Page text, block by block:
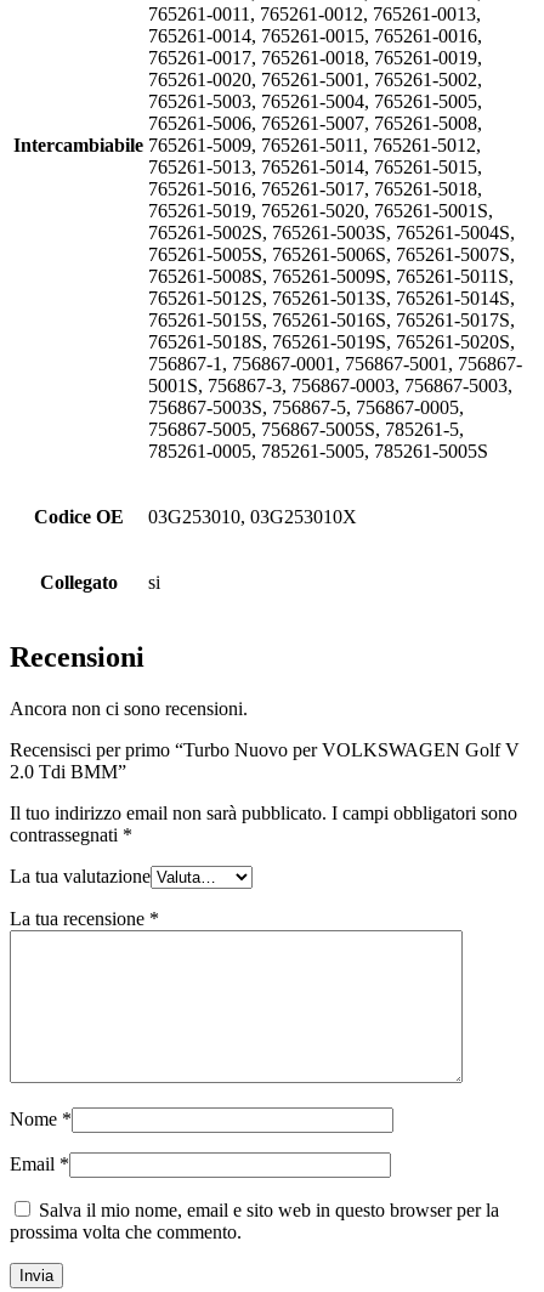
Intercambiabile
765261-0011, 765261-0012, 765261-0013,
765261-0014, 765261-0015, 765261-0016,
765261-0017, 765261-0018, 765261-0019,
765261-0020, 765261-5001, 765261-5002,
765261-5003, 765261-5004, 765261-5005,
765261-5006, 765261-5007, 765261-5008,
765261-5009, 765261-5011, 765261-5012,
765261-5013, 765261-5014, 765261-5015,
765261-5016, 765261-5017, 765261-5018,
765261-5019, 765261-5020, 765261-5001S,
765261-5002S, 765261-5003S, 765261-5004S,
765261-5005S, 765261-5006S, 765261-5007S,
765261-5008S, 765261-5009S, 765261-5011S,
765261-5012S, 765261-5013S, 765261-5014S,
765261-5015S, 765261-5016S, 765261-5017S,
765261-5018S, 765261-5019S, 765261-5020S,
756867-1, 756867-0001, 756867-5001, 756867-
5001S, 756867-3, 756867-0003, 756867-5003,
756867-5003S, 756867-5, 756867-0005,
756867-5005, 756867-5005S, 785261-5,
785261-0005, 785261-5005, 785261-5005S
Codice OE 03G253010, 03G253010X
Collegato si
Recensioni
Ancora non ci sono recensioni.
Recensisci per primo “Turbo Nuovo per VOLKSWAGEN Golf V
2.0 Tdi BMM”
Il tuo indirizzo email non sarà pubblicato. I campi obbligatori sono
contrassegnati *
La tua valutazione
La tua recensione *
Nome *
Email *
Salva il mio nome, email e sito web in questo browser per la
prossima volta che commento.